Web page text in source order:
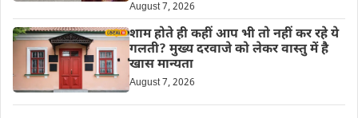
August 7, 2026
शाम होते ही कहीं आप भी तो नहीं कर रहे ये
गलती? मुख्य दरवाजे को लेकर वास्तु में है
खास मान्यता
August 7, 2026